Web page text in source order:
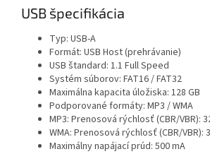
USB špecifikácia
Typ: USB-A
Formát: USB Host (prehrávanie)
USB štandard: 1.1 Full Speed
Systém súborov: FAT16 / FAT32
Maximálna kapacita úložiska: 128 GB
Podporované formáty: MP3 / WMA
MP3: Prenosová rýchlosť (CBR/VBR):
WMA: Prenosová rýchlosť (CBR/VBR):
Maximálny napájací prúd: 500 mA